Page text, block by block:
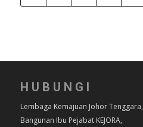
HUBUNGI
Lembaga Kemajuan Johor Tenggara,
Bangunan Ibu Pejabat KEJORA,